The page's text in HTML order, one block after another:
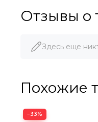
Отзывы о
Здесь еще
Похожие
−33%